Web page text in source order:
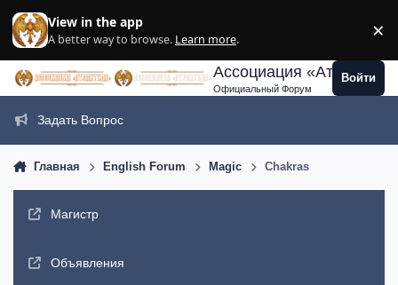
View in the app
A better way to browse. Learn more. ×
Ассоциация
Официальный Форум
Войти
Задать Вопрос
Главная English Forum Magic Chakras
Магистр
Объявления